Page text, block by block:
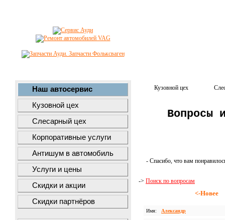
Наш автосервис
Кузовной цех
Слесарный цех
Корпоративные услуги
Антишум в автомобиль
Услуги и цены
Скидки и акции
Скидки партнёров
Кузовной цех
Вопросы
- Спасибо, что вам
-> Поиск по вопросам
<-Новее
Имя: Александр